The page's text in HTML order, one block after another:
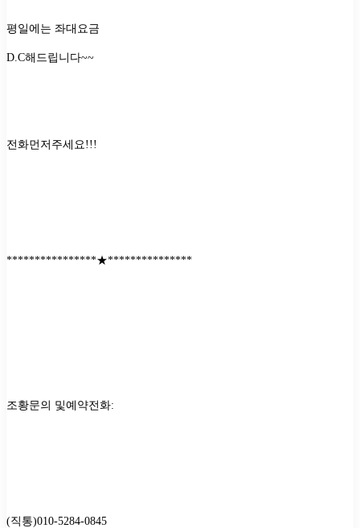
평일에는 좌대요금
D.C해드립니다~~
전화먼저주세요 !!!
****************★***************
조황문의 및예약전화:
(직통)010-5284-0845